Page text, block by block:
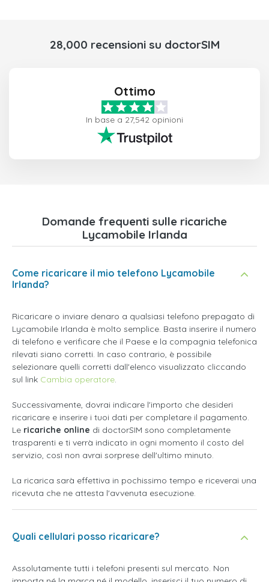
28,000 recensioni su doctorSIM
Ottimo
In base a 27,542 opinioni
Domande frequenti sulle ricariche
Lycamobile Irlanda
Come ricaricare il mio telefono Lycamobile
Irlanda?
Ricaricare o inviare denaro a qualsiasi telefono prepagato di
Lycamobile Irlanda è molto semplice. Basta inserire il numero
di telefono e verificare che il Paese e la compagnia telefonica
rilevati siano corretti. In caso contrario, è possibile
selezionare quelli corretti dall'elenco visualizzato cliccando
sul link Cambia operatore.
Successivamente, dovrai indicare l'importo che desideri
ricaricare e inserire i tuoi dati per completare il pagamento.
Le ricariche online di doctorSIM sono completamente
trasparenti e ti verrà indicato in ogni momento il costo del
servizio, così non avrai sorprese dell'ultimo minuto.
La ricarica sarà effettiva in pochissimo tempo e riceverai una
ricevuta che ne attesta l'avvenuta esecuzione.
Quali cellulari posso ricaricare?
Assolutamente tutti i telefoni presenti sul mercato. Non